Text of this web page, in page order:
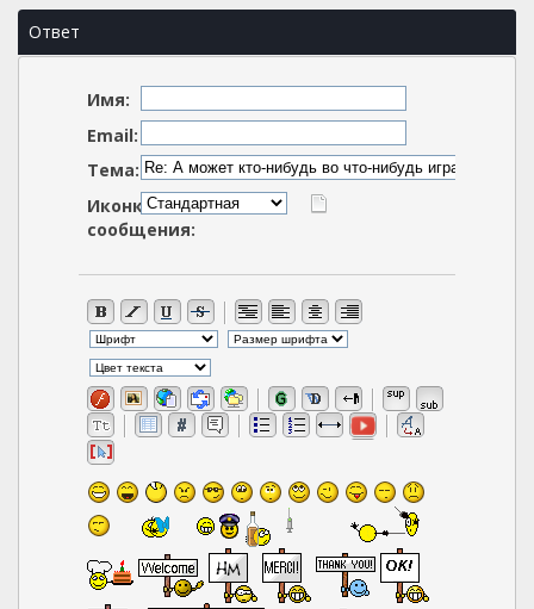
Ответ
Имя:
Email:
Тема:
Иконка
сообщения: